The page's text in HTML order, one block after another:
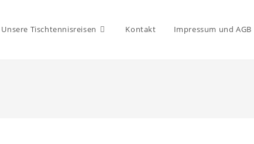
Unsere Tischtennisreisen Kontakt Impressum und AGB